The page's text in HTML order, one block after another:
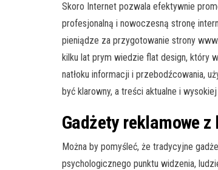
Skoro Internet pozwala efektywnie
profesjonalną i nowoczesną stronę
pieniądze za przygotowanie strony
kilku lat prym wiedzie flat design, który
natłoku informacji i przebodźcowania,
być klarowny, a treści aktualne i
Gadżety reklamowe
Można by pomyśleć, że tradycyjne
psychologicznego punktu widzenia,